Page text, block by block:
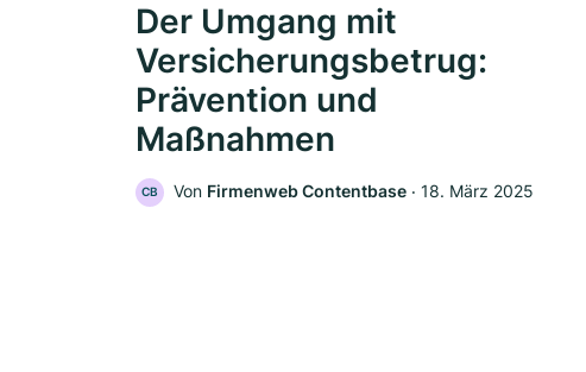
Der Umgang mit
Versicherungsbetrug:
Prävention und
Maßnahmen
CB Von Firmenweb Contentbase ‧ 18. März 2025